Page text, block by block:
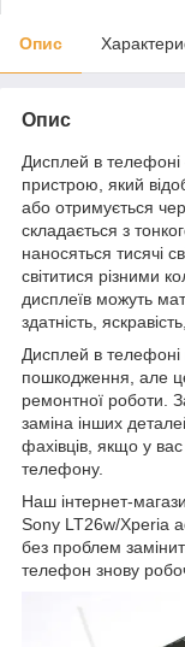
Опис
Опис
Дисплей в
пристрою, який
або отримується
складається з
наносяться тисячі
світитися різними
дисплеїв можуть
здатність,
Дисплей в телефоні
пошкодження, але
ремонтної роботи.
заміна інших
фахівців, якщо у
телефону.
Наш інтернет-
Sony LT26w/Xperia
без проблем
телефон знову